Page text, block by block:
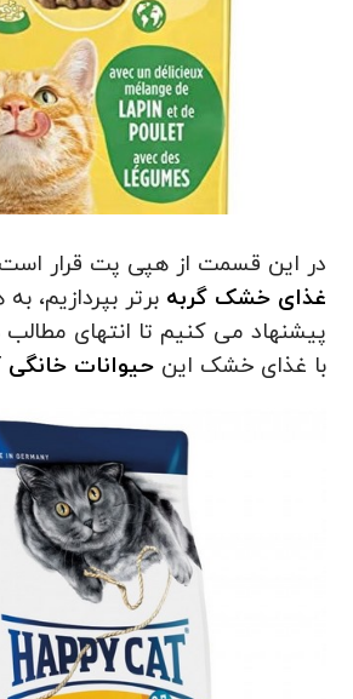
در این قسمت از هپی پت قرار است
غذای خشک گربه برتر بپردازیم،
پیشنهاد می کنیم تا انتهای مطالب
با غذای خشک اینحیوانات خانگی